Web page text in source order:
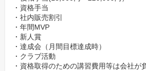
・資格手当
・社内販売割引
・年間MVP
・新人賞
・達成会（月間目標達成時）
・クラブ活動
・資格取得のための講習費用等は会社が